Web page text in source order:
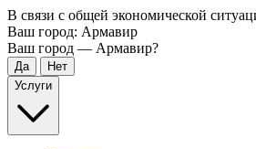
В связи с общей экономической
Ваш город: Армавир
Ваш город — Армавир?
Услуги